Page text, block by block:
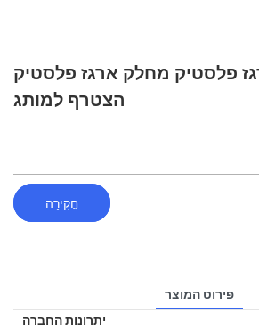
פלסטיק מחלק ארגז פלסטיק
הצטרף למותג
חֲקִירָה
פירוט המוצר
יתרונות החברה